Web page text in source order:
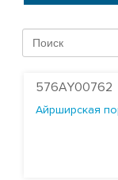
Абердин-
Голштинская
576AY00762
Айрширская